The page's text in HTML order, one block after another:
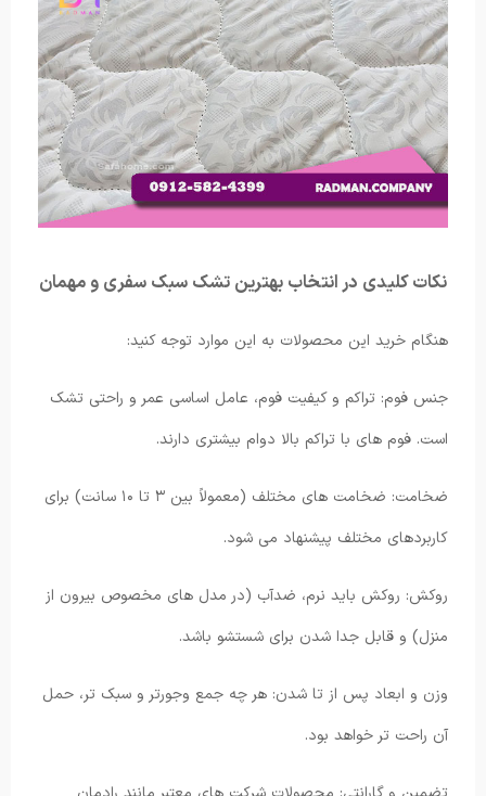
نکات کلیدی در انتخاب بهترین تشک سبک سفری و مهمان
هنگام خرید این محصولات به این موارد توجه کنید:
جنس فوم: تراکم و کیفیت فوم، عامل اساسی عمر و راحتی تشک
است. فوم های با تراکم بالا دوام بیشتری دارند.
ضخامت: ضخامت های مختلف (معمولاً بین ۳ تا ۱۰ سانت) برای
کاربردهای مختلف پیشنهاد می شود.
روکش: روکش باید نرم، ضدآب (در مدل های مخصوص بیرون از
منزل) و قابل جدا شدن برای شستشو باشد.
وزن و ابعاد پس از تا شدن: هر چه جمع وجورتر و سبک تر، حمل
آن راحت تر خواهد بود.